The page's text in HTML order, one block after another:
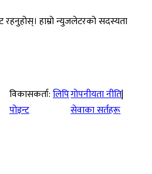
हाम्रो न्युजलेटरको सदस्यता
विकासकर्ता:लिपि
पोइन्ट
गोपनीयता नीति|
सेवाका सर्तहरू